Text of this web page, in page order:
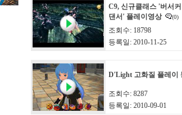
C9, 신규클래스 '버서
댄서' 플레이영상
(0)
조회수: 18798
등록일: 2010-11-25
D'Light 고화질 플레이
조회수: 8287
등록일: 2010-09-01